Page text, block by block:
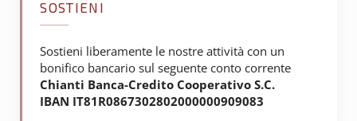
SOSTIENI
Sostieni liberamente le nostre attività con un
bonifico bancario sul seguente conto corrente
Chianti Banca-Credito Cooperativo S.C.
IBAN IT81R0867302802000000909083